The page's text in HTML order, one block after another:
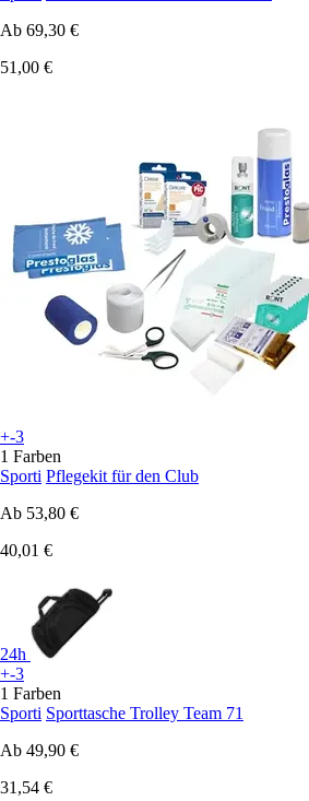
Ab 69,30 €
51,00 €
+-3
1 Farben
Sporti Pflegekit für den Club
Ab 53,80 €
40,01 €
24h
+-3
1 Farben
Sporti Sporttasche Trolley Team 71
Ab 49,90 €
31,54 €